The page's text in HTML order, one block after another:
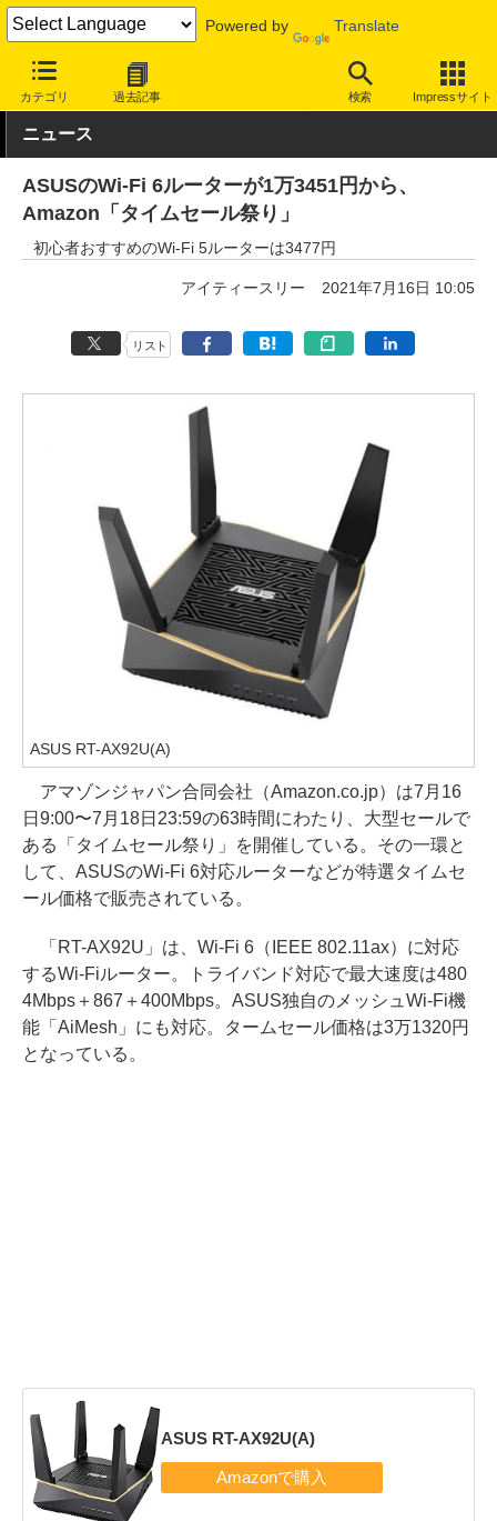
Powered by Translate
カテゴリ 過去記事 検索 Impressサイト
INTERNET Watch トピック
ニュース
ASUSのWi-Fi 6ルーターが1万3451円から、
Amazon「タイムセール祭り」
初心者おすすめのWi-Fi 5ルーターは3477円
アイティースリー 2021年7月16日 10:05
リスト
ASUS RT-AX92U(A)
アマゾンジャパン合同会社（Amazon.co.jp）は7月16
日9:00〜7月18日23:59の63時間にわたり、大型セールで
ある「タイムセール祭り」を開催している。その一環と
して、ASUSのWi-Fi 6対応ルーターなどが特選タイムセ
ール価格で販売されている。
「RT-AX92U」は、Wi-Fi 6（IEEE 802.11ax）に対応
するWi-Fiルーター。トライバンド対応で最大速度は480
4Mbps＋867＋400Mbps。ASUS独自のメッシュWi-Fi機
能「AiMesh」にも対応。タームセール価格は3万1320円
となっている。
ASUS RT-AX92U(A)